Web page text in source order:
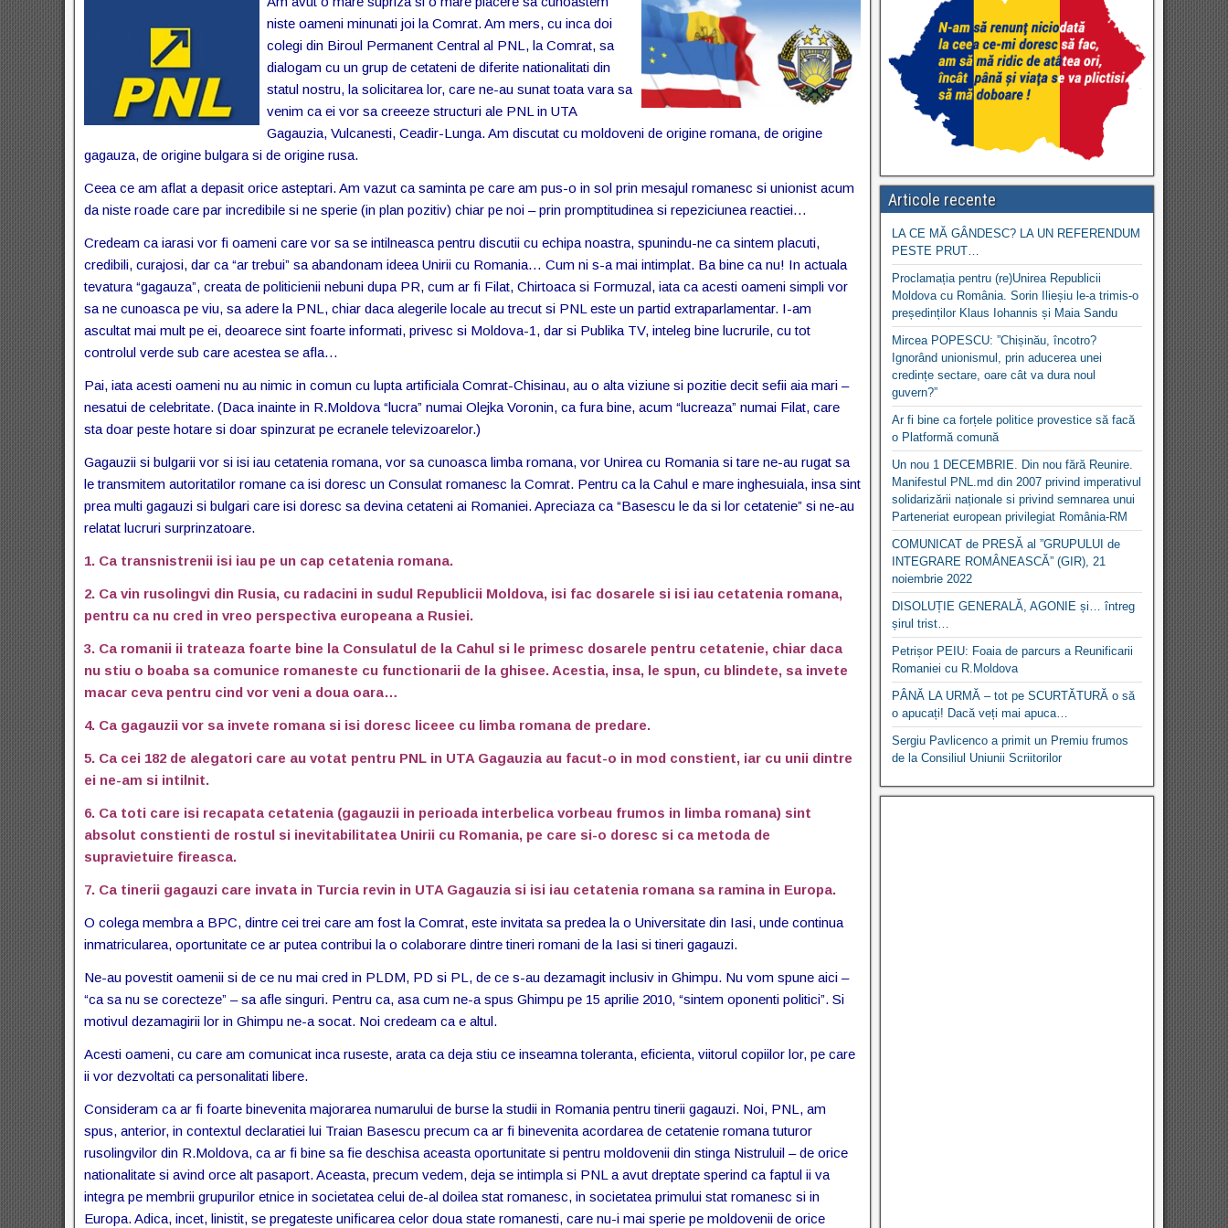
niste oameni minunati joi la Comrat. Am mers, cu inca doi
colegi din Biroul Permanent Central al PNL, la Comrat, sa
dialogam cu un grup de cetateni de diferite nationalitati din
statul nostru, la solicitarea lor, care ne-au sunat toata vara sa
venim ca ei vor sa creeeze structuri ale PNL in UTA
Gagauzia, Vulcanesti, Ceadir-Lunga. Am discutat cu moldoveni de origine romana, de origine
gagauza, de origine bulgara si de origine rusa.
Ceea ce am aflat a depasit orice asteptari. Am vazut ca saminta pe care am pus-o in sol prin mesajul romanesc si unionist acum
da niste roade care par incredibile si ne sperie (in plan pozitiv) chiar pe noi – prin promptitudinea si repeziciunea reactiei…
Credeam ca iarasi vor fi oameni care vor sa se intilneasca pentru discutii cu echipa noastra, spunindu-ne ca sintem placuti,
credibili, curajosi, dar ca “ar trebui” sa abandonam ideea Unirii cu Romania… Cum ni s-a mai intimplat. Ba bine ca nu! In actuala
tevatura “gagauza”, creata de politicienii nebuni dupa PR, cum ar fi Filat, Chirtoaca si Formuzal, iata ca acesti oameni simpli vor
sa ne cunoasca pe viu, sa adere la PNL, chiar daca alegerile locale au trecut si PNL este un partid extraparlamentar. I-am
ascultat mai mult pe ei, deoarece sint foarte informati, privesc si Moldova-1, dar si Publika TV, inteleg bine lucrurile, cu tot
controlul verde sub care acestea se afla…
Pai, iata acesti oameni nu au nimic in comun cu lupta artificiala Comrat-Chisinau, au o alta viziune si pozitie decit sefii aia mari –
nesatui de celebritate. (Daca inainte in R.Moldova “lucra” numai Olejka Voronin, ca fura bine, acum “lucreaza” numai Filat, care
sta doar peste hotare si doar spinzurat pe ecranele televizoarelor.)
Gagauzii si bulgarii vor si isi iau cetatenia romana, vor sa cunoasca limba romana, vor Unirea cu Romania si tare ne-au rugat sa
le transmitem autoritatilor romane ca isi doresc un Consulat romanesc la Comrat. Pentru ca la Cahul e mare inghesuiala, insa sint
prea multi gagauzi si bulgari care isi doresc sa devina cetateni ai Romaniei. Apreciaza ca “Basescu le da si lor cetatenie” si ne-au
relatat lucruri surprinzatoare.
1. Ca transnistrenii isi iau pe un cap cetatenia romana.
2. Ca vin rusolingvi din Rusia, cu radacini in sudul Republicii Moldova, isi fac dosarele si isi iau cetatenia romana,
pentru ca nu cred in vreo perspectiva europeana a Rusiei.
3. Ca romanii ii trateaza foarte bine la Consulatul de la Cahul si le primesc dosarele pentru cetatenie, chiar daca
nu stiu o boaba sa comunice romaneste cu functionarii de la ghisee. Acestia, insa, le spun, cu blindete, sa invete
macar ceva pentru cind vor veni a doua oara…
4. Ca gagauzii vor sa invete romana si isi doresc liceee cu limba romana de predare.
5. Ca cei 182 de alegatori care au votat pentru PNL in UTA Gagauzia au facut-o in mod constient, iar cu unii dintre
ei ne-am si intilnit.
6. Ca toti care isi recapata cetatenia (gagauzii in perioada interbelica vorbeau frumos in limba romana) sint
absolut constienti de rostul si inevitabilitatea Unirii cu Romania, pe care si-o doresc si ca metoda de
supravietuire fireasca.
7. Ca tinerii gagauzi care invata in Turcia revin in UTA Gagauzia si isi iau cetatenia romana sa ramina in Europa.
O colega membra a BPC, dintre cei trei care am fost la Comrat, este invitata sa predea la o Universitate din Iasi, unde continua
inmatricularea, oportunitate ce ar putea contribui la o colaborare dintre tineri romani de la Iasi si tineri gagauzi.
Ne-au povestit oamenii si de ce nu mai cred in PLDM, PD si PL, de ce s-au dezamagit inclusiv in Ghimpu. Nu vom spune aici –
“ca sa nu se corecteze” – sa afle singuri. Pentru ca, asa cum ne-a spus Ghimpu pe 15 aprilie 2010, “sintem oponenti politici”. Si
motivul dezamagirii lor in Ghimpu ne-a socat. Noi credeam ca e altul.
Acesti oameni, cu care am comunicat inca ruseste, arata ca deja stiu ce inseamna toleranta, eficienta, viitorul copiilor lor, pe care
ii vor dezvoltati ca personalitati libere.
Consideram ca ar fi foarte binevenita majorarea numarului de burse la studii in Romania pentru tinerii gagauzi. Noi, PNL, am
spus, anterior, in contextul declaratiei lui Traian Basescu precum ca ar fi binevenita acordarea de cetatenie romana tuturor
rusolingvilor din R.Moldova, ca ar fi bine sa fie deschisa aceasta oportunitate si pentru moldovenii din stinga Nistruluil – de orice
nationalitate si avind orce alt pasaport. Aceasta, precum vedem, deja se intimpla si PNL a avut dreptate sperind ca faptul ii va
integra pe membrii grupurilor etnice in societatea celui de-al doilea stat romanesc, in societatea primului stat romanesc si in
Europa. Adica, incet, linistit, se pregateste unificarea celor doua state romanesti, care nu-i mai sperie pe moldovenii de orice
Articole recente
LA CE MĂ GÂNDESC? LA UN REFERENDUM
PESTE PRUT…
Proclamația pentru (re)Unirea Republicii
Moldova cu România. Sorin Ilieșiu le-a trimis-o
președinților Klaus Iohannis și Maia Sandu
Mircea POPESCU: ”Chișinău, încotro?
Ignorând unionismul, prin aducerea unei
credințe sectare, oare cât va dura noul
guvern?”
Ar fi bine ca forțele politice provestice să facă
o Platformă comună
Un nou 1 DECEMBRIE. Din nou fără Reunire.
Manifestul PNL.md din 2007 privind imperativul
solidarizării naționale si privind semnarea unui
Parteneriat european privilegiat România-RM
COMUNICAT de PRESĂ al ”GRUPULUI de
INTEGRARE ROMÂNEASCĂ” (GIR), 21
noiembrie 2022
DISOLUȚIE GENERALĂ, AGONIE și… întreg
șirul trist…
Petrișor PEIU: Foaia de parcurs a Reunificarii
Romaniei cu R.Moldova
PÂNĂ LA URMĂ – tot pe SCURTĂTURĂ o să
o apucați! Dacă veți mai apuca…
Sergiu Pavlicenco a primit un Premiu frumos
de la Consiliul Uniunii Scriitorilor